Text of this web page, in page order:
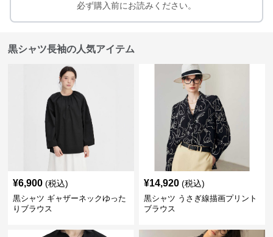
必ず購入前にお読みください。
黒シャツ長袖の人気アイテム
¥6,900 (税込)
黒シャツ ギャザーネックゆった
りブラウス
¥14,920 (税込)
黒シャツ うさぎ線描画プリント
ブラウス